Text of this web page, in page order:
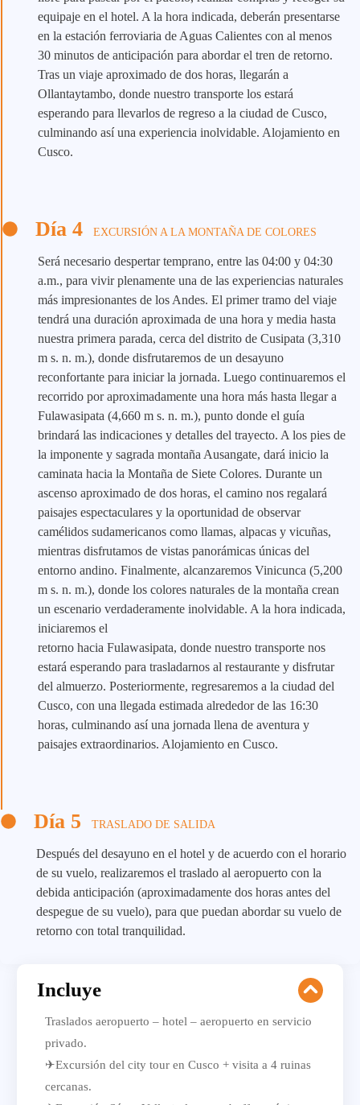
equipaje en el hotel. A la hora indicada, deberán presentarse
en la estación ferroviaria de Aguas Calientes con al menos
30 minutos de anticipación para abordar el tren de retorno.
Tras un viaje aproximado de dos horas, llegarán a
Ollantaytambo, donde nuestro transporte los estará
esperando para llevarlos de regreso a la ciudad de Cusco,
culminando así una experiencia inolvidable. Alojamiento en
Cusco.
Día 4 EXCURSIÓN A LA MONTAÑA DE COLORES
Será necesario despertar temprano, entre las 04:00 y 04:30
a.m., para vivir plenamente una de las experiencias naturales
más impresionantes de los Andes. El primer tramo del viaje
tendrá una duración aproximada de una hora y media hasta
nuestra primera parada, cerca del distrito de Cusipata (3,310
m s. n. m.), donde disfrutaremos de un desayuno
reconfortante para iniciar la jornada. Luego continuaremos el
recorrido por aproximadamente una hora más hasta llegar a
Fulawasipata (4,660 m s. n. m.), punto donde el guía
brindará las indicaciones y detalles del trayecto. A los pies de
la imponente y sagrada montaña Ausangate, dará inicio la
caminata hacia la Montaña de Siete Colores. Durante un
ascenso aproximado de dos horas, el camino nos regalará
paisajes espectaculares y la oportunidad de observar
camélidos sudamericanos como llamas, alpacas y vicuñas,
mientras disfrutamos de vistas panorámicas únicas del
entorno andino. Finalmente, alcanzaremos Vinicunca (5,200
m s. n. m.), donde los colores naturales de la montaña crean
un escenario verdaderamente inolvidable. A la hora indicada,
iniciaremos el
retorno hacia Fulawasipata, donde nuestro transporte nos
estará esperando para trasladarnos al restaurante y disfrutar
del almuerzo. Posteriormente, regresaremos a la ciudad del
Cusco, con una llegada estimada alrededor de las 16:30
horas, culminando así una jornada llena de aventura y
paisajes extraordinarios. Alojamiento en Cusco.
Día 5 TRASLADO DE SALIDA
Después del desayuno en el hotel y de acuerdo con el horario
de su vuelo, realizaremos el traslado al aeropuerto con la
debida anticipación (aproximadamente dos horas antes del
despegue de su vuelo), para que puedan abordar su vuelo de
retorno con total tranquilidad.
Incluye
Traslados aeropuerto – hotel – aeropuerto en servicio
privado.
✈Excursión del city tour en Cusco + visita a 4 ruinas
cercanas.